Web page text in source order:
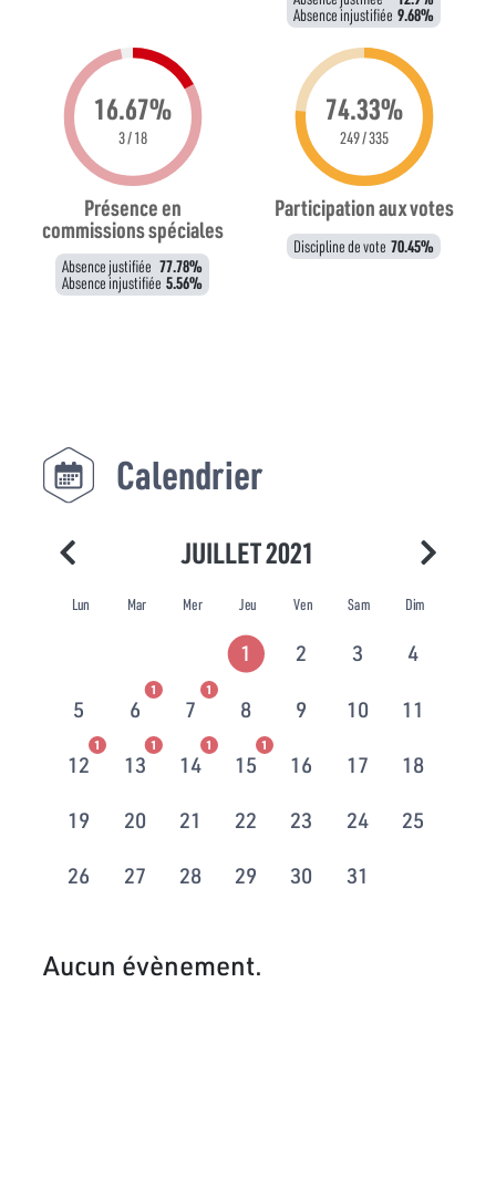
Absence injustifiée 9.68%
16.67%
3 / 18
Présence en
commissions spéciales
Absence justifiée 77.78%
Absence injustifiée 5.56%
74.33%
249 / 335
Participation aux votes
Discipline de vote 70.45%
Calendrier
JUILLET 2021
Lun Mar Mer Jeu Ven Sam Dim
1 2 3 4
5 6
1
7
1
8 9 10 11
12
1
13
1
14
1
15
1
16 17 18
19 20 21 22 23 24 25
26 27 28 29 30 31
Aucun évènement.